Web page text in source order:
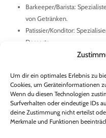
Um dir ein optimales Erlebnis zu
Cookies, um Geräteinformationen
Wenn du diesen Technologien
Surfverhalten oder eindeutige IDs
deine Zustimmung nicht erteilst
Merkmale und Funktionen
Barkeeper/Barista:
von Getränken.
Patissier/Konditor:
Desserts.
: Experte für
betriebliche Leitung und das
Catering-Manager: Planung
Dienstleistungen.
Food-Service-Manager:
Speisen und Getränken in